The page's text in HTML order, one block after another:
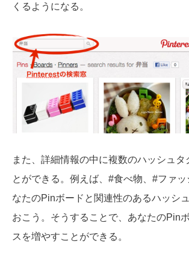
くるようになる。
また、詳細情報の中に複数のハッシュタ
とができる。例えば、#食べ物、#ファ
なたのPinボードと関連性のあるハッシ
おこう。そうすることで、あなたのPin
スを増やすことができる。